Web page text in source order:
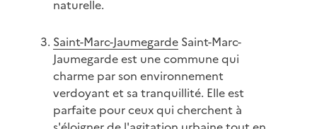
naturelle.
Saint-Marc-JaumegardeSaint-Marc-
Jaumegarde est une commune qui
charme par son environnement
verdoyant et sa tranquillité. Elle est
parfaite pour ceux qui cherchent à